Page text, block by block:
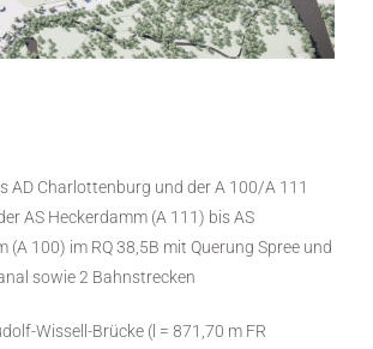
AD Charlottenburg und der A 100/A 111
AS Heckerdamm (A 111) bis AS
(A 100) im RQ 38,5B mit Querung Spree und
sowie 2 Bahnstrecken
Wissell-Brücke (l = 871,70 m FR